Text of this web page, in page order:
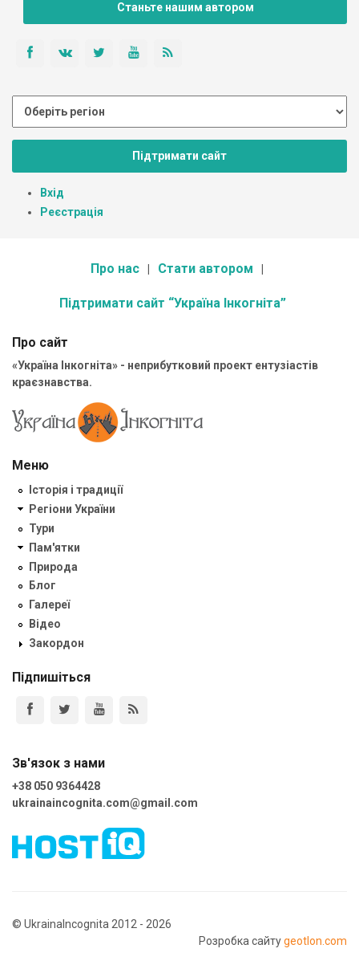
Станьте нашим автором
Підтримати сайт
Вхід
Реєстрація
Про нас Стати автором
Підтримати сайт “Україна Інкогніта”
Про сайт
«Україна Інкогніта» - неприбутковий проект ентузіастів
краєзнавства.
Меню
Історія і традиції
Регіони України
Тури
Пам'ятки
Природа
Блог
Галереї
Відео
Закордон
Підпишіться
Зв'язок з нами
+38 050 9364428
ukrainaincognita.com@gmail.com
© UkrainaIncognita 2012 - 2026
Розробка сайтуgeotlon.com